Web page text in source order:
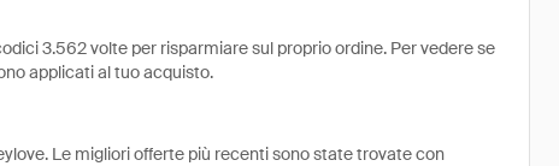
3.562 volte per risparmiare sul proprio ordine. Per vedere se
applicati al tuo acquisto.
Le migliori offerte più recenti sono state trovate con